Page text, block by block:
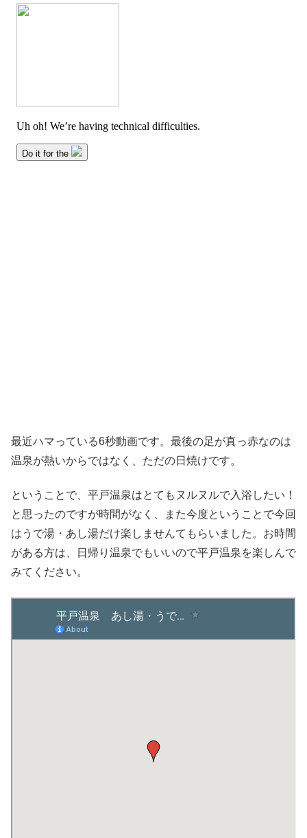
最近ハマっている6秒動画です。最後の足が真っ赤なのは
温泉が熱いからではなく、ただの日焼けです。
ということで、平戸温泉はとてもヌルヌルで入浴したい！
と思ったのですが時間がなく、また今度ということで今回
はうで湯・あし湯だけ楽しませんてもらいました。お時間
がある方は、日帰り温泉でもいいので平戸温泉を楽しんで
みてください。